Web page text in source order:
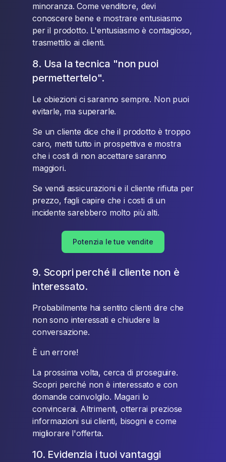
minoranza. Come venditore, devi
conoscere bene e mostrare entusiasmo
per il prodotto. L'entusiasmo è contagioso,
trasmettilo ai clienti.
8. Usa la tecnica "non puoi
permettertelo".
Le obiezioni ci saranno sempre. Non puoi
evitarle, ma superarle.
Se un cliente dice che il prodotto è troppo
caro, metti tutto in prospettiva e mostra
che i costi di non accettare saranno
maggiori.
Se vendi assicurazioni e il cliente rifiuta per
prezzo, fagli capire che i costi di un
incidente sarebbero molto più alti.
Potenzia le tue vendite
9. Scopri perché il cliente non è
interessato.
Probabilmente hai sentito clienti dire che
non sono interessati e chiudere la
conversazione.
È un errore!
La prossima volta, cerca di proseguire.
Scopri perché non è interessato e con
domande coinvolgilo. Magari lo
convincerai. Altrimenti, otterrai preziose
informazioni sui clienti, bisogni e come
migliorare l'offerta.
10. Evidenzia i tuoi vantaggi